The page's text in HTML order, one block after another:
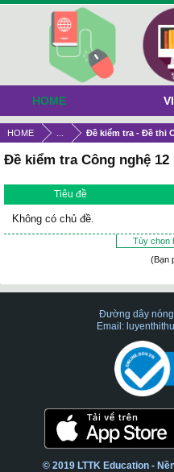
HOME Đề kiểm tra - Đề thi
Đề kiểm tra Công nghệ 12
Tiêu đề
Không có chủ đề.
Tùy chọn
(Bạn
HOME
Đường dây
Email:
© 2019 LTTK Education -